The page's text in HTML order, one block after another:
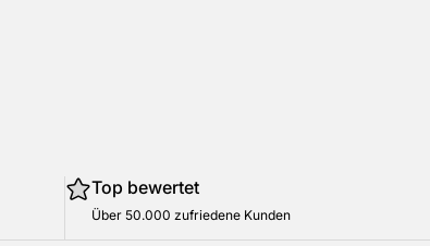
Top bewertet
Über 50.000 zufriedene Kunden